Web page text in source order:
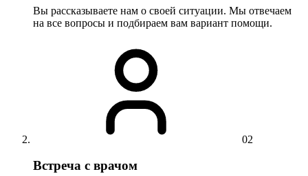
Вы рассказываете нам о своей ситуации. Мы отвечаем
на все вопросы и подбираем вам вариант помощи.
02
Встреча с врачом